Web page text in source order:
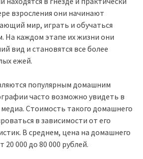
взросления они начинают
мир, играть и обучаться
На каждом этапе их жизни они
вид и становятся все более
ежей.
популярным домашним
часто возможно увидеть в
Стоимость такого домашнего
в зависимости от его
В среднем, цена на домашнего
20 000 до 80 000 рублей.